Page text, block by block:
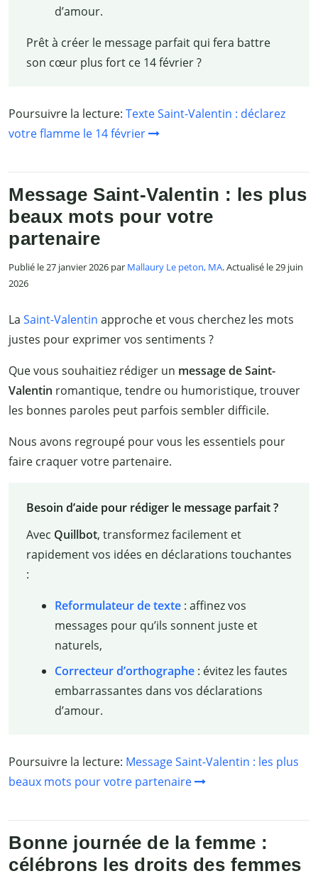
d’amour.
Prêt à créer le message parfait qui fera battre
son cœur plus fort ce 14 février ?
Poursuivre la lecture: Texte Saint-Valentin : déclarez
votre flamme le 14 février
Message Saint-Valentin : les plus
beaux mots pour votre
partenaire
Publié le 27 janvier 2026 par Mallaury Le peton, MA. Actualisé le 29 juin
2026
La Saint-Valentin approche et vous cherchez les mots
justes pour exprimer vos sentiments ?
Que vous souhaitiez rédiger un message de Saint-
Valentin romantique, tendre ou humoristique, trouver
les bonnes paroles peut parfois sembler difficile.
Nous avons regroupé pour vous les essentiels pour
faire craquer votre partenaire.
Besoin d’aide pour rédiger le message parfait ?
Avec Quillbot, transformez facilement et
rapidement vos idées en déclarations touchantes
:
Reformulateur de texte: affinez vos
messages pour qu’ils sonnent juste et
naturels,
Correcteur d’orthographe: évitez les fautes
embarrassantes dans vos déclarations
d’amour.
Poursuivre la lecture: Message Saint-Valentin : les plus
beaux mots pour votre partenaire
Bonne journée de la femme :
célébrons les droits des femmes